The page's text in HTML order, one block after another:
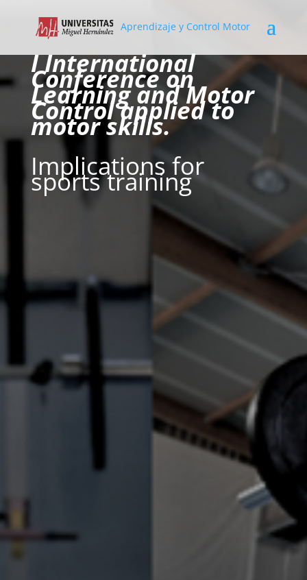
Aprendizaje y Control Motor
I International
Conference on
Learning and Motor
Control applied to
motor skills.
Implications for
sports training